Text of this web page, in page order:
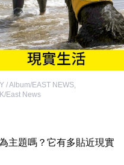
/ Album/EAST NEWS,
East News
主題嗎？它有多貼近現實